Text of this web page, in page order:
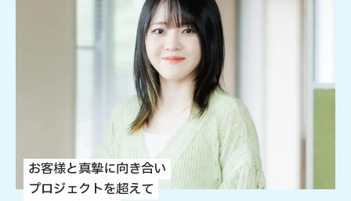
お客様と真摯に向き合い
プロジェクトを超えて